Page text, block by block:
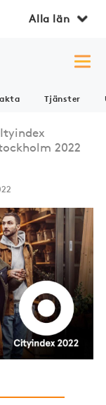
Alla län
Tjänster
2022